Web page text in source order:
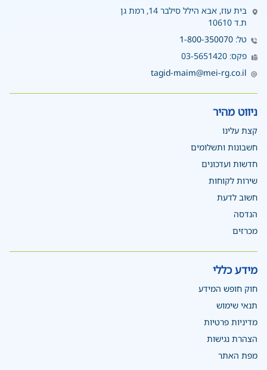
בית עוז, אבא הילל סילבר 14, רמת גן
ת.ד 10610
טל: 1-800-350070
פקס: 03-5651420
tagid-maim@mei-rg.co.il
ניווט מהיר
קצת עלינו
חשבונות ותשלומים
חדשות ועדכונים
שירות לקוחות
חשוב לדעת
הנדסה
מכרזים
מידע כללי
חוק חופש המידע
תנאי שימוש
מדיניות פרטיות
הצהרת נגישות
מפת האתר